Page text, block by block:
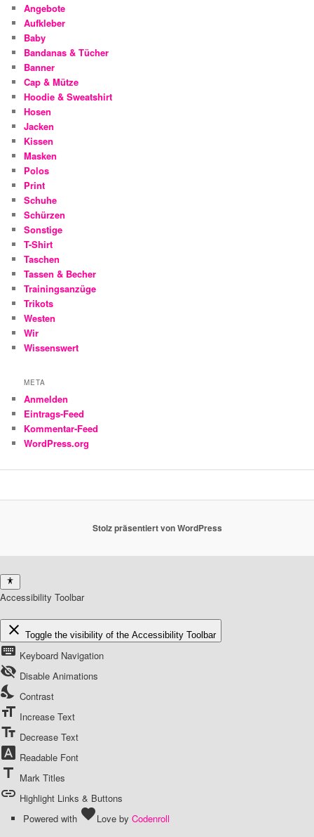
Angebote
Aufkleber
Baby
Bandanas & Tücher
Banner
Cap & Mütze
Hoodie & Sweatshirt
Hosen
Jacken
Kissen
Masken
Polos
Print
Schuhe
Schürzen
Sonstige
T-Shirt
Taschen
Tassen & Becher
Trainingsanzüge
Trikots
Westen
Wir
Wissenswert
META
Anmelden
Eintrags-Feed
Kommentar-Feed
WordPress.org
Stolz präsentiert von WordPress
Accessibility Toolbar
close Toggle the visibility of the Accessibility Toolbar
keyboard Keyboard Navigation
visibility_off Disable Animations
nights_stay Contrast
format_size Increase Text
text_fields Decrease Text
font_download Readable Font
title Mark Titles
link Highlight Links & Buttons
Powered with favoriteLoveby Codenroll